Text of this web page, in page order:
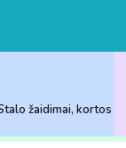
žaidimai, kortos